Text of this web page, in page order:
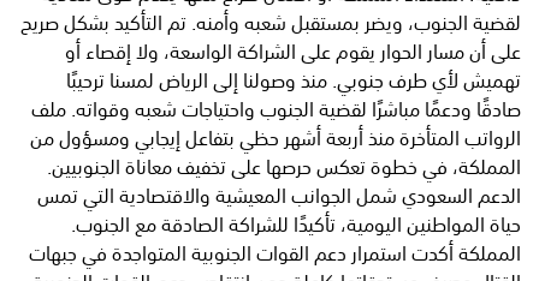
لقضية الجنوب، ويضر بمستقبل شعبه وأمنه. تم التأكيد بشكل صريح
على أن مسار الحوار يقوم على الشراكة الواسعة، ولا إقصاء أو
تهميش لأي طرف جنوبي. منذ وصولنا إلى الرياض لمسنا ترحيبًا
صادقًا ودعمًا مباشرًا لقضية الجنوب واحتياجات شعبه وقواته. ملف
الرواتب المتأخرة منذ أربعة أشهر حظي بتفاعل إيجابي ومسؤول من
المملكة، في خطوة تعكس حرصها على تخفيف معاناة الجنوبيين.
الدعم السعودي شمل الجوانب المعيشية والاقتصادية التي تمس
حياة المواطنين اليومية، تأكيدًا للشراكة الصادقة مع الجنوب.
المملكة أكدت استمرار دعم القوات الجنوبية المتواجدة في جبهات